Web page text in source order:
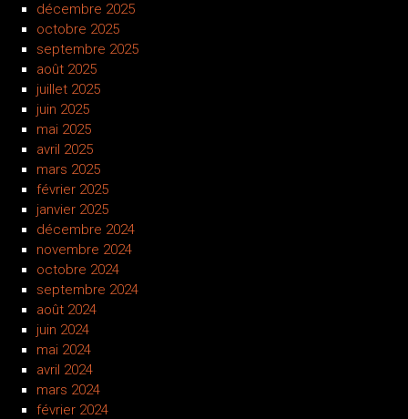
décembre 2025
octobre 2025
septembre 2025
août 2025
juillet 2025
juin 2025
mai 2025
avril 2025
mars 2025
février 2025
janvier 2025
décembre 2024
novembre 2024
octobre 2024
septembre 2024
août 2024
juin 2024
mai 2024
avril 2024
mars 2024
février 2024